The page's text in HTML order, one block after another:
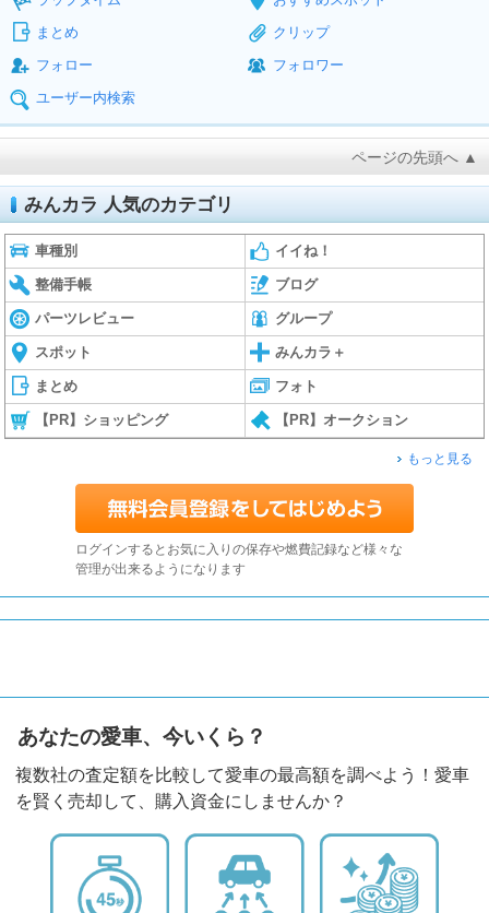
まとめ
クリップ
フォロー
フォロワー
ユーザー内検索
ページの先頭へ ▲
みんカラ 人気のカテゴリ
車種別 イイね！
整備手帳 ブログ
パーツレビュー グループ
スポット みんカラ＋
まとめ フォト
【PR】ショッピング 【PR】オークション
もっと見る
ログインするとお気に入りの保存や燃費記録など様々な
管理が出来るようになります
あなたの愛車、今いくら？
複数社の査定額を比較して愛車の最高額を調べよう！愛車
を賢く売却して、購入資金にしませんか？